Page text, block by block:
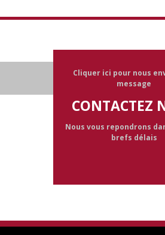
Cliquer ici pour nous
message
CONTACTEZ
Nous vous repondrons
brefs délais